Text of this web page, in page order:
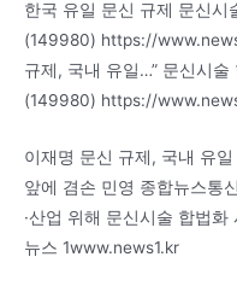
한국 유일 문신 규제 문신
(149980) https://
규제, 국내 유일…” 문신시
(149980) https://
이재명 문신 규제, 국내 유
앞에 겸손 민영 종합뉴스통
·산업 위해 문신시술 합법
뉴스 1www.news1.kr